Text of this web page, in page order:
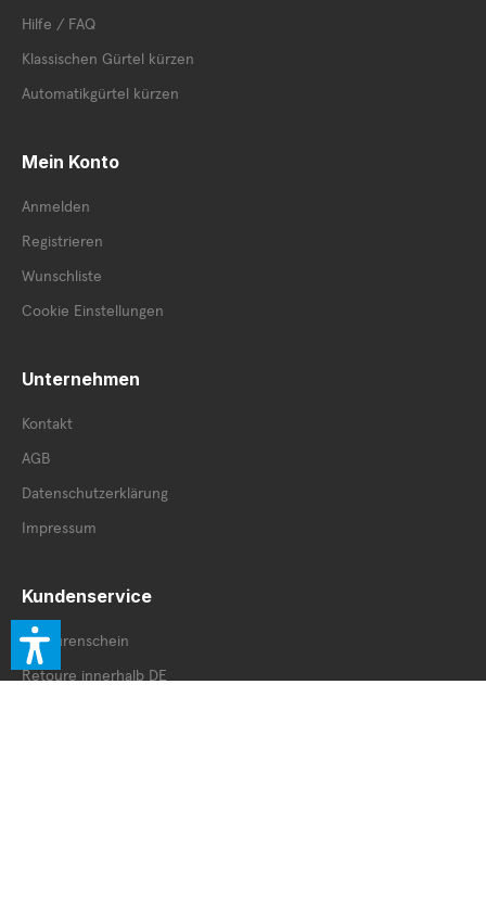
Hilfe / FAQ
Klassischen Gürtel kürzen
Automatikgürtel kürzen
Mein Konto
Anmelden
Registrieren
Wunschliste
Cookie Einstellungen
Unternehmen
Kontakt
AGB
Datenschutzerklärung
Impressum
Kundenservice
Retourenschein
Retoure innerhalb DE